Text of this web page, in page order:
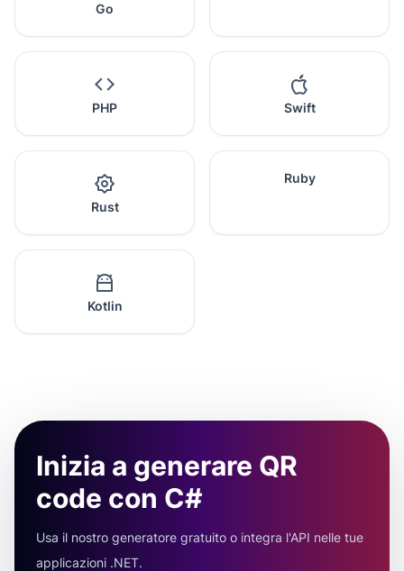
Go
PHP Swift
Rust
Ruby
Kotlin
Inizia a generare QR
code con C#
Usa il nostro generatore gratuito o integra l'API nelle tue
applicazioni .NET.